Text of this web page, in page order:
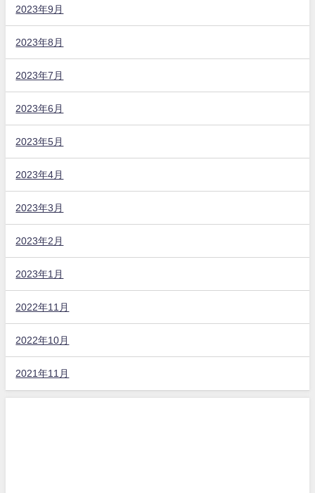
2023年9月
2023年8月
2023年7月
2023年6月
2023年5月
2023年4月
2023年3月
2023年2月
2023年1月
2022年11月
2022年10月
2021年11月